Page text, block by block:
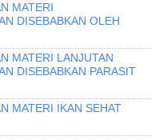
MATERI
DISEBABKAN OLEH
MATERI LANJUTAN
DISEBABKAN PARASIT
MATERI IKAN SEHAT